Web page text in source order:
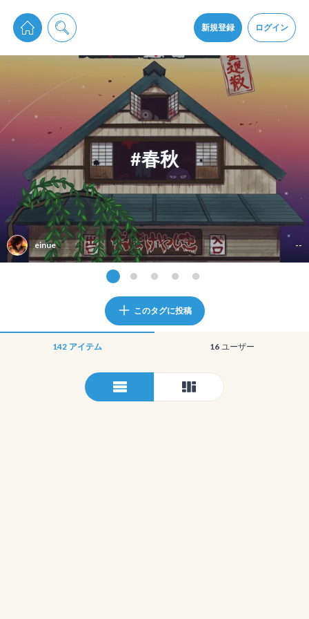
新規登録 ログイン
pixiv Sketchは2024年5月28日付で プライパシーポリシーを改定しました。
通知を受け取るにはここをクリックします
pixiv Sketchアプリでさらに快適に！
アプリをインストール
#春秋
einue --
このタグに投稿
142 アイテム 16 ユーザー